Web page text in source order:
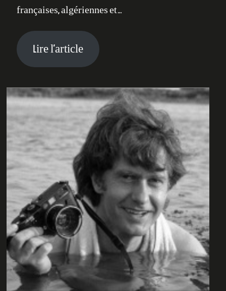
françaises, algériennes et…
Lire l’article